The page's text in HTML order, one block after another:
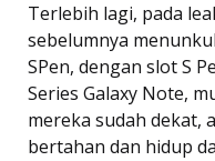
Terlebih lagi, pada
sebelumnya
SPen, dengan slot S
Series Galaxy Note,
mereka sudah dekat,
bertahan dan hidup